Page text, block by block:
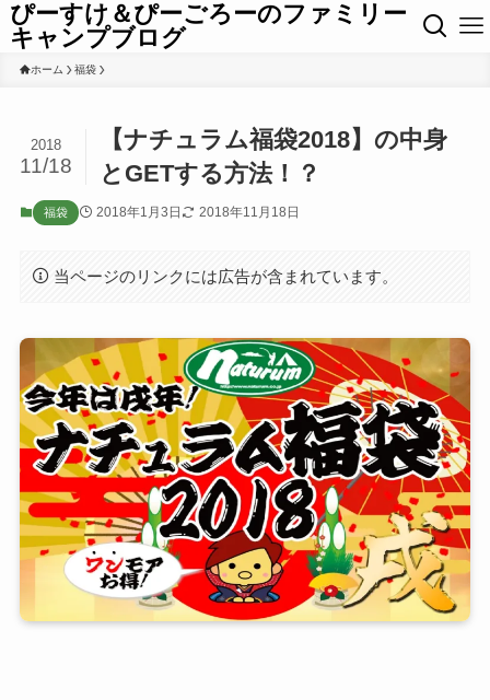
ぴーすけ＆ぴーごろーのファミリー
キャンプブログ
ホーム 福袋
【ナチュラム福袋2018】の中身
とGETする方法！？
2018
11/18
福袋 2018年1月3日 2018年11月18日
当ページのリンクには広告が含まれています。